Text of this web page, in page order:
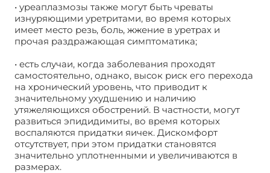
• уреаплазмозы также могут быть чреваты
изнуряющими уретритами, во время которых
имеет место резь, боль, жжение в уретрах и
прочая раздражающая симптоматика;
• есть случаи, когда заболевания проходят
самостоятельно, однако, высок риск его перехода
на хронический уровень, что приводит к
значительному ухудшению и наличию
утяжеляющихся обострений. В частности, могут
развиться эпидидимиты, во время которых
воспаляются придатки яичек. Дискомфорт
отсутствует, при этом придатки становятся
значительно уплотненными и увеличиваются в
размерах.